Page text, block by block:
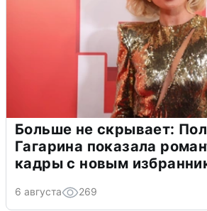
Больше не скрывает:
Гагарина показала
кадры с новым
6 августа 269